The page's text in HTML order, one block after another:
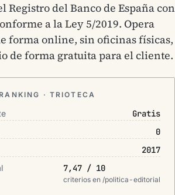
Registro del Banco de España con
a la Ley 5/2019. Opera
forma online, sin oficinas físicas,
de forma gratuita para el cliente.
· TRIOTECA
Gratis
0
2017
7,47 / 10
criterios en /politica-editorial